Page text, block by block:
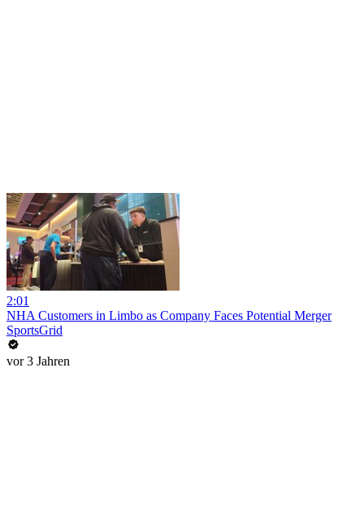
2:01
NHA Customers in Limbo as Company Faces Potential Merger
SportsGrid
vor 3 Jahren